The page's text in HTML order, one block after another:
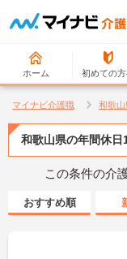
ホーム 初めての
マイナビ介護職 和歌山
和歌山県の年間休日
この条件の介
おすすめ順